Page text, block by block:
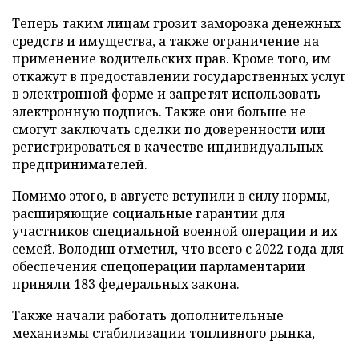
Теперь таким лицам грозит заморозка денежных
средств и имущества, а также ограничение на
применение водительских прав. Кроме того, им
откажут в предоставлении государственных услуг
в электронной форме и запретят использовать
электронную подпись. Также они больше не
смогут заключать сделки по доверенности или
регистрироваться в качестве индивидуальных
предпринимателей.
Помимо этого, в августе вступили в силу нормы,
расширяющие социальные гарантии для
участников специальной военной операции и их
семей. Володин отметил, что всего с 2022 года для
обеспечения спецоперации парламентарии
приняли 183 федеральных закона.
Также начали работать дополнительные
механизмы стабилизации топливного рынка,